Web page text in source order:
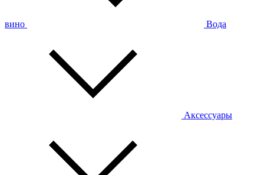
вино Вода
Аксессуары